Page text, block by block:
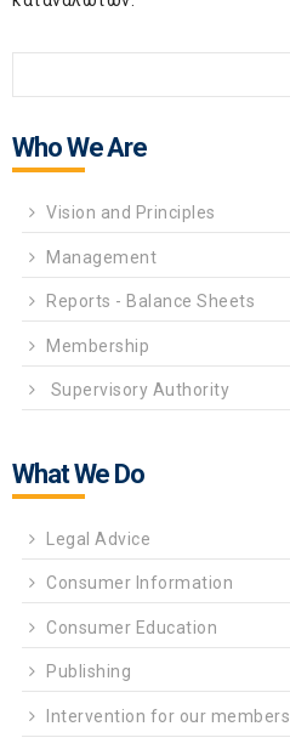
Who We Are
Vision and Principles
Management
Reports - Balance Sheets
Membership
Supervisory Authority
What We Do
Legal Advice
Consumer Information
Consumer Education
Publishing
Intervention for our members